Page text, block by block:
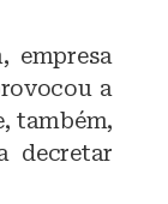
empresa
a
também,
decretar